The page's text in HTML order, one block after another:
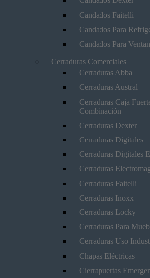
Candados Faitelli
Candados Para
Candados Para
Cerraduras Comerciales
Cerraduras Abba
Cerraduras Austral
Cerraduras Caja
Combinación
Cerraduras Dexter
Cerraduras Digitales
Cerraduras Digitales
Cerraduras
Cerraduras Faitelli
Cerraduras Inoxx
Cerraduras Locky
Cerraduras Para
Cerraduras Uso
Chapas Eléctricas
Cierrapuertas